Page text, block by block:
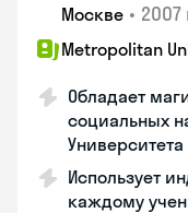
Москве • 2007
Metropolitan
Обладает
социальных
Университета
Использует
каждому